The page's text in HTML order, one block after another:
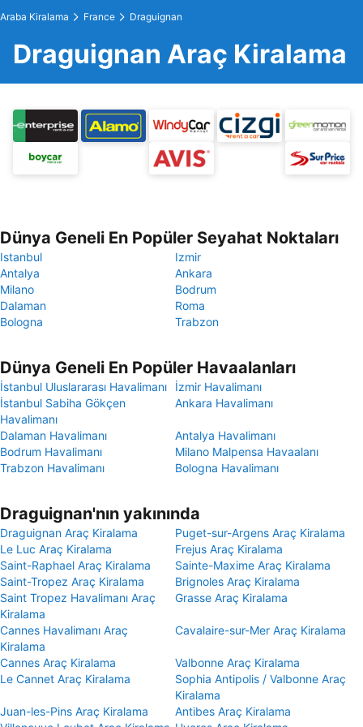
Araba Kiralama France Draguignan
Draguignan Araç Kiralama
Dünya Geneli En Popüler Seyahat Noktaları
Istanbul
Izmir
Antalya
Ankara
Milano
Bodrum
Dalaman
Roma
Bologna
Trabzon
Dünya Geneli En Popüler Havaalanları
İstanbul Uluslararası Havalimanı
İzmir Havalimanı
İstanbul Sabiha Gökçen
Havalimanı
Ankara Havalimanı
Dalaman Havalimanı
Antalya Havalimanı
Bodrum Havalimanı
Milano Malpensa Havaalanı
Trabzon Havalimanı
Bologna Havalimanı
Draguignan'nın yakınında
Draguignan Araç Kiralama
Puget-sur-Argens Araç Kiralama
Le Luc Araç Kiralama
Frejus Araç Kiralama
Saint-Raphael Araç Kiralama
Sainte-Maxime Araç Kiralama
Saint-Tropez Araç Kiralama
Brignoles Araç Kiralama
Saint Tropez Havalimanı Araç
Kiralama
Grasse Araç Kiralama
Cannes Havalimanı Araç
Kiralama
Cavalaire-sur-Mer Araç Kiralama
Cannes Araç Kiralama
Valbonne Araç Kiralama
Le Cannet Araç Kiralama
Sophia Antipolis / Valbonne Araç
Kiralama
Juan-les-Pins Araç Kiralama
Antibes Araç Kiralama